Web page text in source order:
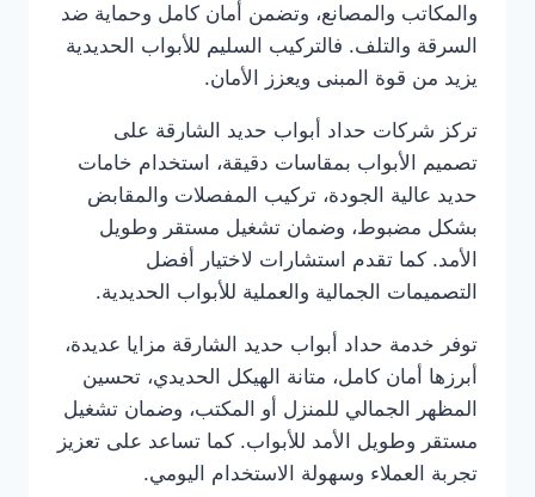
والمكاتب والمصانع، وتضمن أمان كامل وحماية ضد
السرقة والتلف. فالتركيب السليم للأبواب الحديدية
يزيد من قوة المبنى ويعزز الأمان.
تركز شركات حداد أبواب حديد الشارقة على
تصميم الأبواب بمقاسات دقيقة، استخدام خامات
حديد عالية الجودة، تركيب المفصلات والمقابض
بشكل مضبوط، وضمان تشغيل مستقر وطويل
الأمد. كما تقدم استشارات لاختيار أفضل
التصميمات الجمالية والعملية للأبواب الحديدية.
توفر خدمة حداد أبواب حديد الشارقة مزايا عديدة،
أبرزها أمان كامل، متانة الهيكل الحديدي، تحسين
المظهر الجمالي للمنزل أو المكتب، وضمان تشغيل
مستقر وطويل الأمد للأبواب. كما تساعد على تعزيز
تجربة العملاء وسهولة الاستخدام اليومي.